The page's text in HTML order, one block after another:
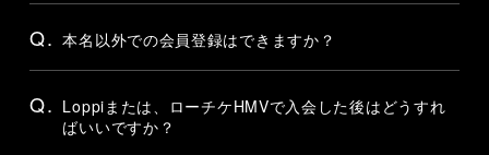
Q. 本名以外での会員登録はできますか？
Q. Loppiまたは、ローチケHMVで入会した後はどうすれ
ばいいですか？